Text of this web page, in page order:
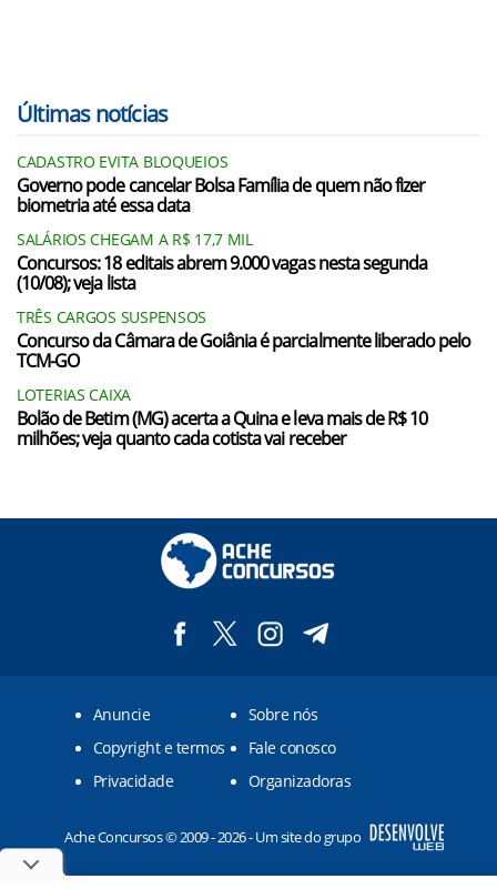
Últimas notícias
CADASTRO EVITA BLOQUEIOS
Governo pode cancelar Bolsa Família de quem não fizer
biometria até essa data
SALÁRIOS CHEGAM A R$ 17,7 MIL
Concursos: 18 editais abrem 9.000 vagas nesta segunda
(10/08); veja lista
TRÊS CARGOS SUSPENSOS
Concurso da Câmara de Goiânia é parcialmente liberado pelo
TCM-GO
LOTERIAS CAIXA
Bolão de Betim (MG) acerta a Quina e leva mais de R$ 10
milhões; veja quanto cada cotista vai receber
Anuncie
Sobre nós
Copyright e termos
Fale conosco
Privacidade
Organizadoras
Ache Concursos © 2009 - 2026 - Um site do grupo